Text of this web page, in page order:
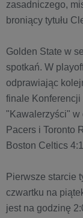
zasadniczego,
broniący tytułu
Golden State w
spotkań. W
odprawiając
finale
"Kawalerzyści" w
Pacers i Toronto
Boston Celtics
Pierwsze starcie
czwartku na
jest na godzinę